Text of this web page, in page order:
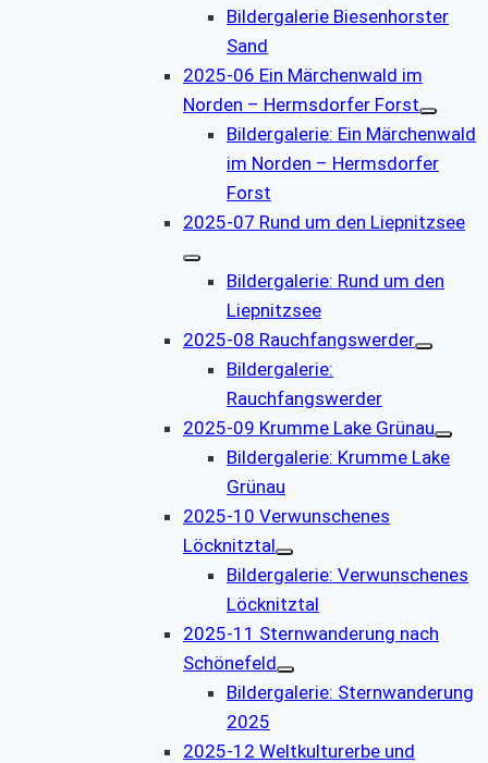
Bildergalerie Biesenhorster
Sand
2025-06 Ein Märchenwald im
Norden – Hermsdorfer Forst
Bildergalerie: Ein Märchenwald
im Norden – Hermsdorfer
Forst
2025-07 Rund um den Liepnitzsee
Bildergalerie: Rund um den
Liepnitzsee
2025-08 Rauchfangswerder
Bildergalerie:
Rauchfangswerder
2025-09 Krumme Lake Grünau
Bildergalerie: Krumme Lake
Grünau
2025-10 Verwunschenes
Löcknitztal
Bildergalerie: Verwunschenes
Löcknitztal
2025-11 Sternwanderung nach
Schönefeld
Bildergalerie: Sternwanderung
2025
2025-12 Weltkulturerbe und